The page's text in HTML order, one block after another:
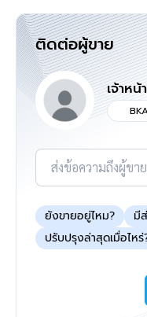
ติดต่อผู้ขาย
เจ้าห
ส่งข้อความถึงผู้ขาย
ยังขายอยู่ไหม? มี
ปรับปรุงล่าสุดเมื่อไหร่